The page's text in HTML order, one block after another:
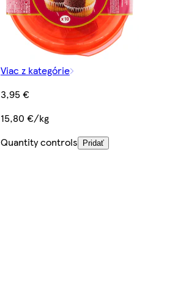
Viac z kategórie
3,95 €
15,80 €/kg
Quantity controls
Pridať